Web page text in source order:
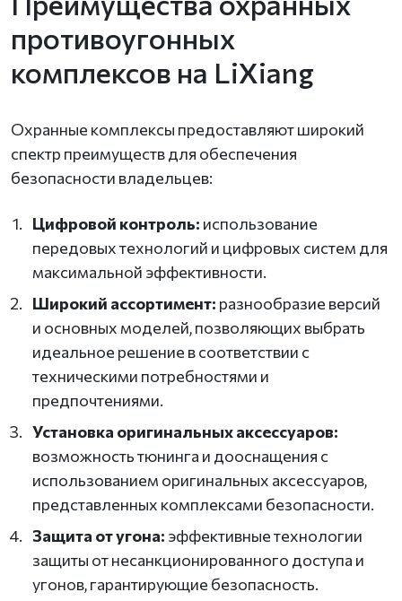
противоугонных
комплексов на LiXiang
Охранные комплексы предоставляют широкий
спектр преимуществ для обеспечения
безопасности владельцев:
Цифровой контроль: использование
передовых технологий и цифровых систем для
максимальной эффективности.
Широкий ассортимент: разнообразие версий
и основных моделей, позволяющих выбрать
идеальное решение в соответствии с
техническими потребностями и
предпочтениями.
Установка оригинальных аксессуаров:
возможность тюнинга и дооснащения с
использованием оригинальных аксессуаров,
представленных комплексами безопасности.
Защита от угона: эффективные технологии
защиты от несанкционированного доступа и
угонов, гарантирующие безопасность.